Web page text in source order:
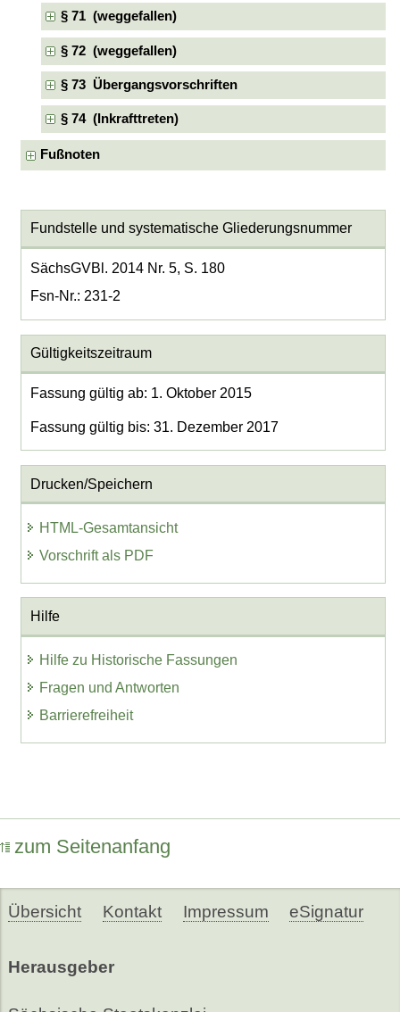
§ 71 (weggefallen)
§ 72 (weggefallen)
§ 73 Übergangsvorschriften
§ 74 (Inkrafttreten)
Fußnoten
Fundstelle und systematische Gliederungsnummer
SächsGVBl. 2014 Nr. 5, S. 180
Fsn-Nr.: 231-2
Gültigkeitszeitraum
Fassung gültig ab: 1. Oktober 2015
Fassung gültig bis: 31. Dezember 2017
Drucken/Speichern
HTML-Gesamtansicht
Vorschrift als PDF
Hilfe
Hilfe zu Historische Fassungen
Fragen und Antworten
Barrierefreiheit
zum Seitenanfang
Übersicht Kontakt Impressum eSignatur
Herausgeber